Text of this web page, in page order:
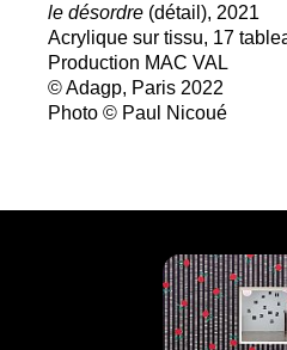
le désordre (détail), 2021
Acrylique sur tissu, 17
Production MAC VAL
© Adagp, Paris 2022
Photo © Paul Nicoué